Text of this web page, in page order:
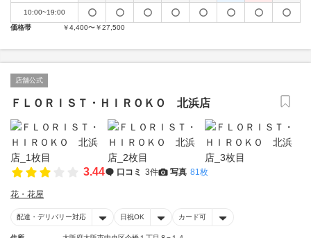
10:00~19:00
価格帯
￥4,400〜￥27,500
店舗公式
ＦＬＯＲＩＳＴ・ＨＩＲＯＫＯ 北浜店
3.44 口コミ 3件 写真 81枚
花・花屋
配達・デリバリー対応 日祝OK カード可